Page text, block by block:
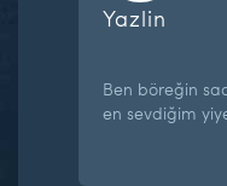
Yazlin
Ben böreğin
en sevdiğim